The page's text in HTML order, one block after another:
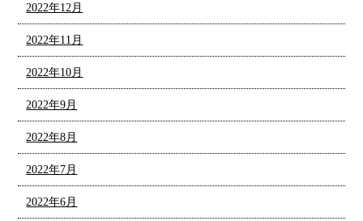
2022年12月
2022年11月
2022年10月
2022年9月
2022年8月
2022年7月
2022年6月